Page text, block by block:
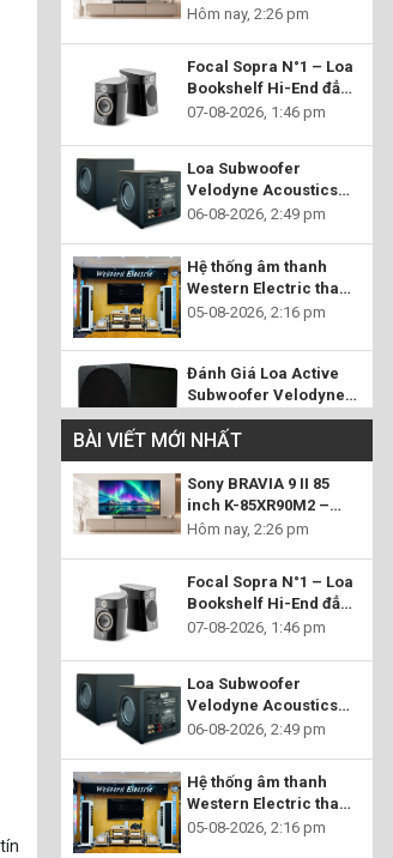
Flagship True RGB mở
phim tại gia
Hôm nay, 2:26 pm
Focal Sopra N°1 – Loa
Bookshelf Hi-End đẳng
cấp, tái hiện âm nhạc
07-08-2026, 1:46 pm
Loa Subwoofer
Velodyne Acoustics
MiniVee X –
06-08-2026, 2:49 pm
Hệ thống âm thanh
Western Electric tham
chiếu tại Audio Hoàng
nghệ thuật tái tạo âm
nhạc
05-08-2026, 2:16 pm
Đánh Giá Loa Active
Subwoofer Velodyne
Acoustics Deep Blue:
Đỉnh Cao Âm Trầm Cho
Mọi Không Gian
04-08-2026, 3:21 pm
BÀI VIẾT MỚI NHẤT
Sony BRAVIA 9 II 85
inch K-85XR90M2 –
Flagship True RGB mở
phim tại gia
Hôm nay, 2:26 pm
Focal Sopra N°1 – Loa
Bookshelf Hi-End đẳng
cấp, tái hiện âm nhạc
07-08-2026, 1:46 pm
Loa Subwoofer
Velodyne Acoustics
MiniVee X –
06-08-2026, 2:49 pm
Hệ thống âm thanh
Western Electric tham
chiếu tại Audio Hoàng
05-08-2026, 2:16 pm